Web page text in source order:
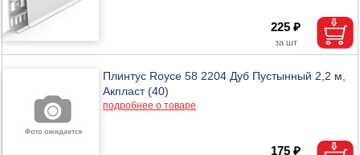
225 ₽
Плинтус Royce 58 2204 Дуб Пустынный 2,2 м,
Акпласт (40)
подробнее о товаре
175 ₽